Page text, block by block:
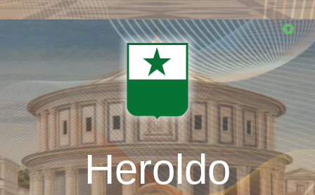
Skip
Heroldo